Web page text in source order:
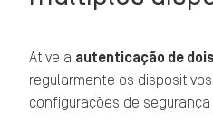
Ative a autenticação de
regularmente os
configurações de segurança